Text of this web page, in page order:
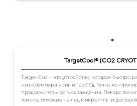
TargetCool® (CO2
Target Cool - это устройство, которое быстро
низкотемпературный газ CO₂, точно
продолжительность охлаждения. Лекарства
тонкие, похожие на лед микроиглы и